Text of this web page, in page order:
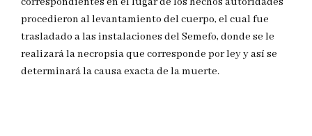
procedieron al levantamiento del cuerpo, el cual fue
trasladado a las instalaciones del Semefo, donde se le
realizará la necropsia que corresponde por ley y así se
determinará la causa exacta de la muerte.